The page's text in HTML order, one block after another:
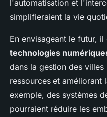
l'automatisation et
simplifieraient la vie
En envisageant le futur,
technologies
dans la gestion des
ressources et améliorant
exemple, des systèmes
pourraient réduire les